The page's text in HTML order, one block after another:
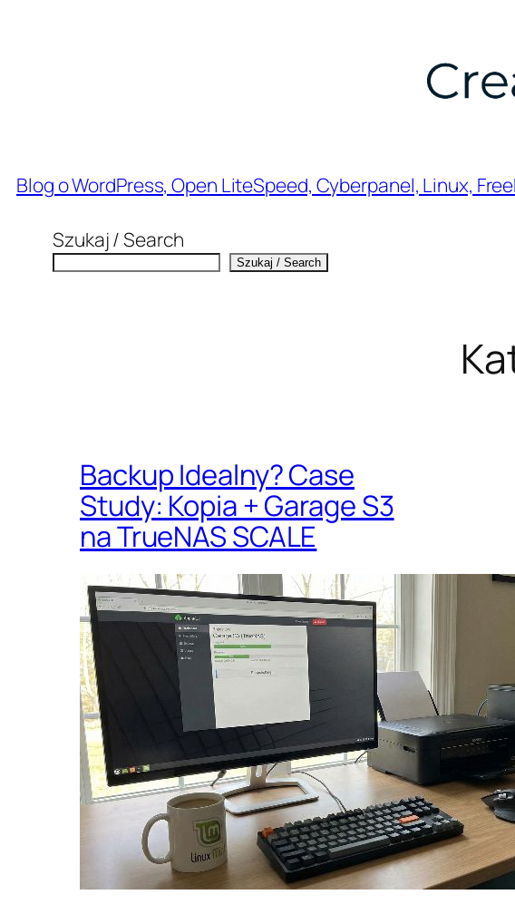
Blog o WordPress, Open LiteSpeed, Cyberpanel, Linux,
Szukaj / Search
Szukaj / Search
Backup Idealny? Case
Study: Kopia + Garage S3
na TrueNAS SCALE